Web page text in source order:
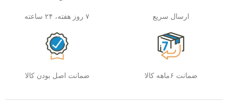
ارسال سریع ۷ روز هفته، ۲۴ ساعته
ضمانت ۶ماهه کالا ضمانت اصل بودن کالا